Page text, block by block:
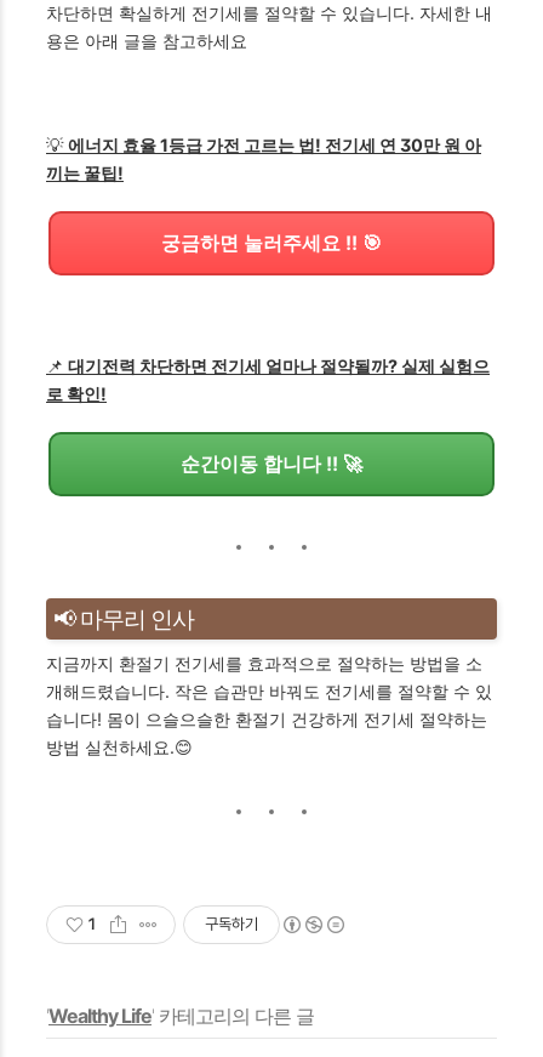
차단하면 확실하게 전기세를 절약할 수 있습니다. 자세한 내
용은 아래 글을 참고하세요
💡에너지 효율 1등급 가전 고르는 법! 전기세 연 30만 원 아
끼는 꿀팁!
궁금하면 눌러주세요 !! 🎯
📌 대기전력 차단하면 전기세 얼마나 절약될까? 실제 실험으
로 확인!
순간이동 합니다 !! 🚀
📢 마무리 인사
지금까지 환절기 전기세를 효과적으로 절약하는 방법을 소
개해드렸습니다. 작은 습관만 바꿔도 전기세를 절약할 수 있
습니다! 몸이 으슬으슬한 환절기 건강하게 전기세 절약하는
방법 실천하세요.😊
1 구독하기
'Wealthy Life' 카테고리의 다른 글